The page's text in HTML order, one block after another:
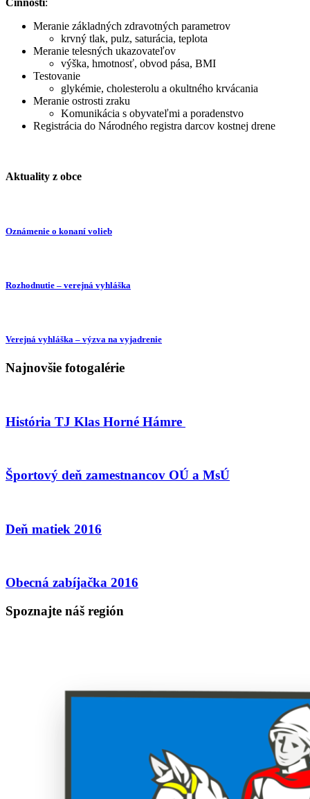
Meranie základných zdravotných parametrov
krvný tlak, pulz, saturácia, teplota
Meranie telesných ukazovateľov
výška, hmotnosť, obvod pása, BMI
Testovanie
glykémie, cholesterolu a okultného krvácania
Meranie ostrosti zraku
Komunikácia s obyvateľmi a poradenstvo
Registrácia do Národného registra darcov kostnej drene
Aktuality z obce
Oznámenie o konaní volieb
Rozhodnutie – verejná vyhláška
Verejná vyhláška – výzva na vyjadrenie
Najnovšie fotogalérie
História TJ Klas Horné Hámre
Športový deň zamestnancov OÚ a MsÚ
Deň matiek 2016
Obecná zabíjačka 2016
Spoznajte náš región